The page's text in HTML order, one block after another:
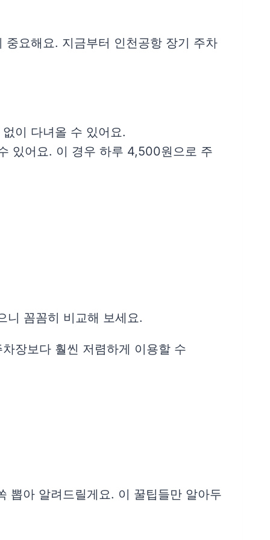
요해요. 지금부터 인천공항 장기 주차
이 다녀올 수 있어요.
있어요. 이 경우 하루 4,500원으로 주
니 꼼꼼히 비교해 보세요.
장보다 훨씬 저렴하게 이용할 수
뽑아 알려드릴게요. 이 꿀팁들만 알아두